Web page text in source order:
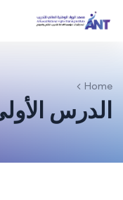
Home
الدرس